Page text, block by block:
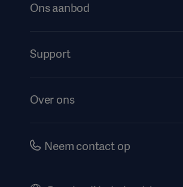
Ons aanbod
Services
Support
Evenementen
Over ons
CarrièreNeem contact op